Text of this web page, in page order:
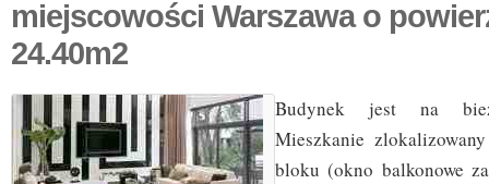
miejscowości Warszawa o
24.40m2
Budynek jest na
Mieszkanie
bloku (okno balkonowe